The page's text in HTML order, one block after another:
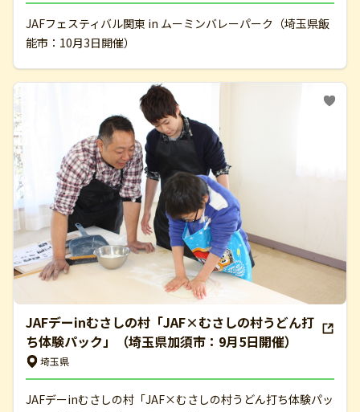
JAFフェスティバル関東 in ムーミンバレーパーク（埼玉県飯
能市：10月3日開催）
JAFデーinむさしの村「JAF×むさしの村うどん打
ち体験パック」（埼玉県加須市：9月5日開催）
埼玉県
JAFデーinむさしの村「JAF×むさしの村うどん打ち体験パッ